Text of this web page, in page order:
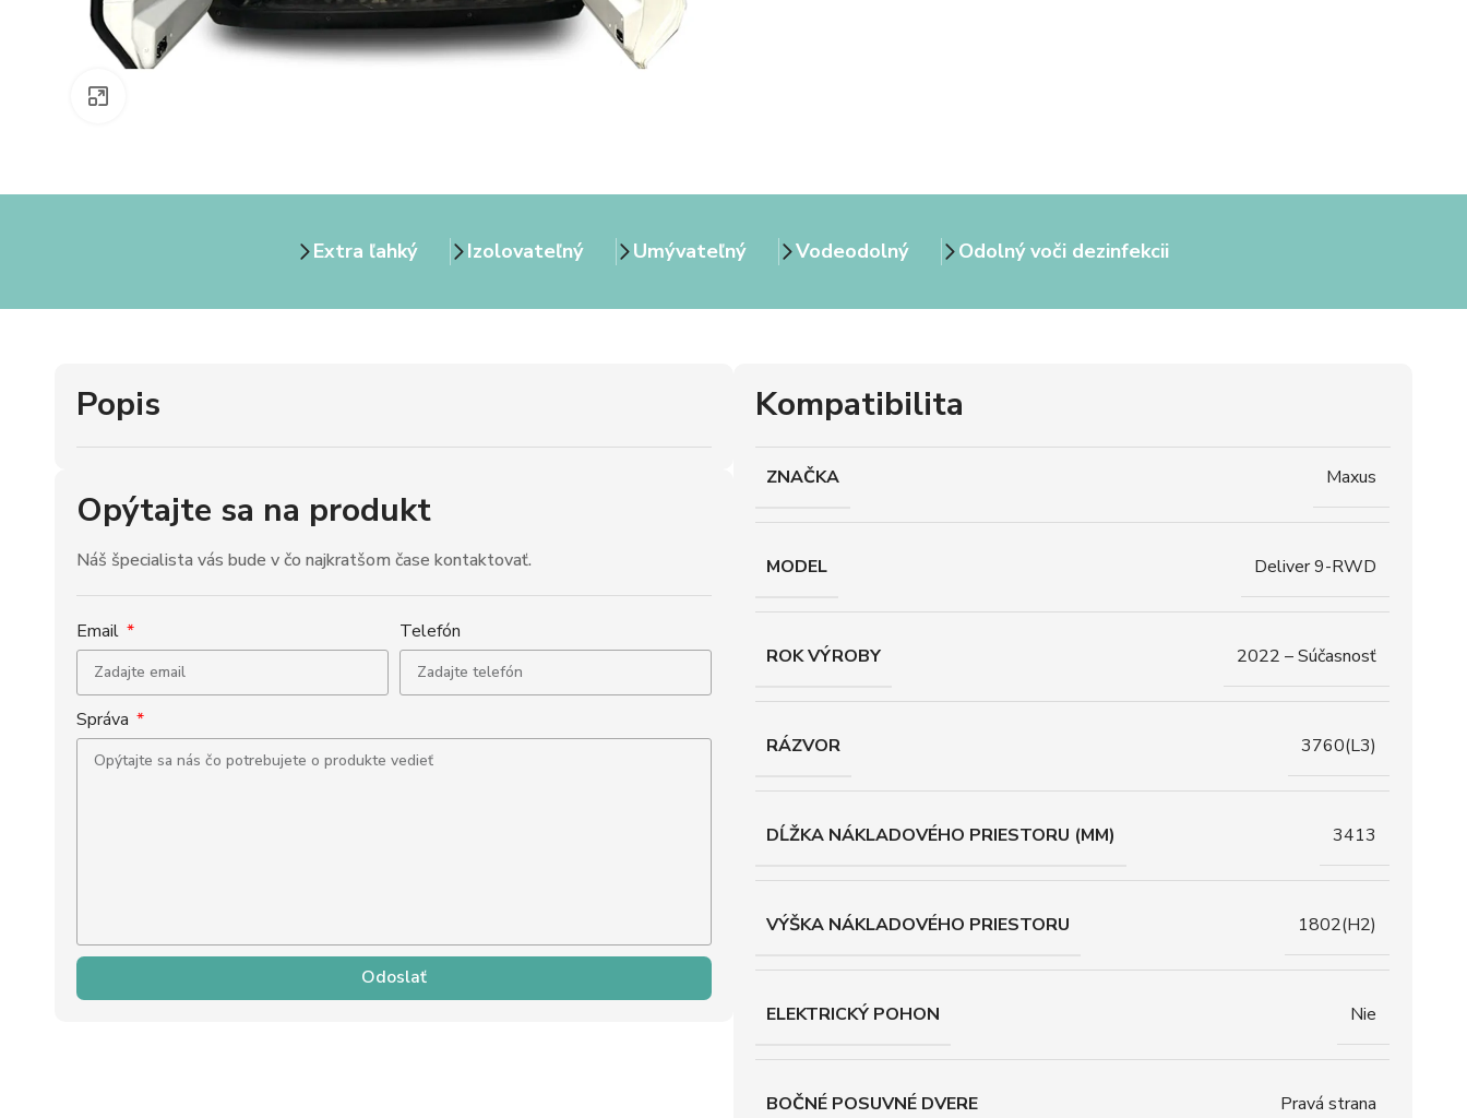
Extra ľahký Izolovateľný Umývateľný Vodeodolný Odolný voči dezinfekcii
Popis
Opýtajte sa na produkt
Náš špecialista vás bude v čo najkratšom čase kontaktovať.
Email Telefón
Správa
Odoslať
Kompatibilita
ZNAČKA Maxus
MODEL Deliver 9-RWD
ROK VÝROBY 2022 – Súčasnosť
RÁZVOR 3760(L3)
DĹŽKA NÁKLADOVÉHO PRIESTORU (MM) 3413
VÝŠKA NÁKLADOVÉHO PRIESTORU 1802(H2)
ELEKTRICKÝ POHON Nie
BOČNÉ POSUVNÉ DVERE Pravá strana